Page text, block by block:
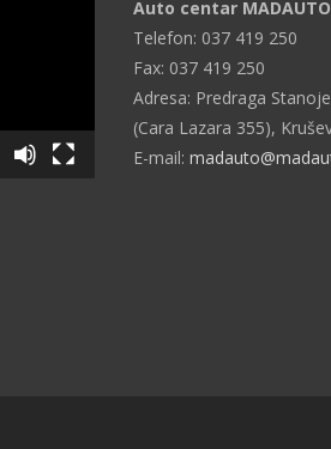
Auto centar
Telefon: 037 419 250
Fax: 037 419 250
Adresa: Predraga
(Cara Lazara 355),
E-mail: